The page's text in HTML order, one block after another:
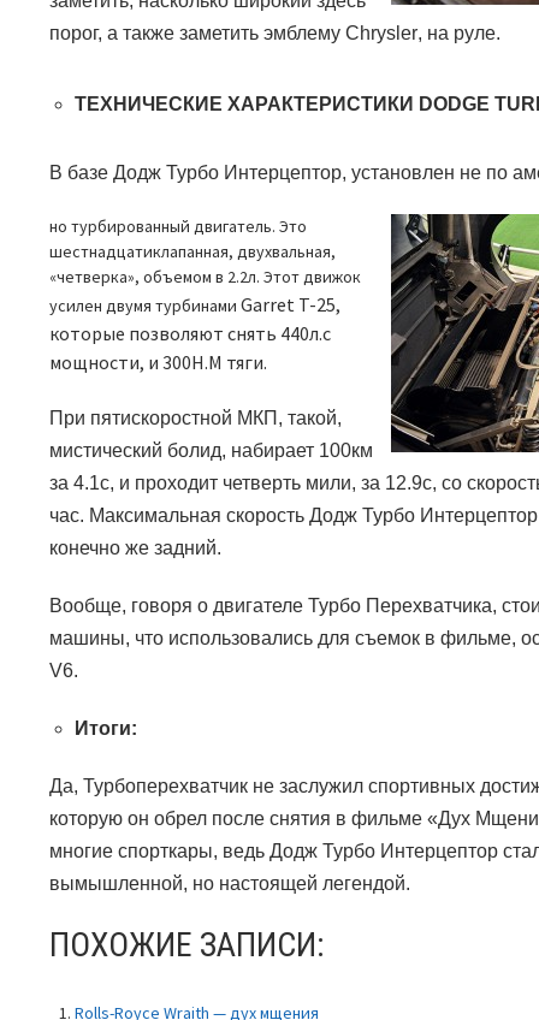
порог, а также заметить эмблемуChrysler, на руле.
ТЕХНИЧЕСКИЕ ХАРАКТЕРИСТИКИ DODGE
В базе Додж Турбо Интерцептор, установлен не по
но турбированный двигатель. Это
шестнадцатиклапанная, двухвальная,
«четверка», объемом в 2.2л. Этот движок
усилен двумя турбинамиGarret T-25,
которые позволяют снять 440л.с
мощности, и 300Н.М тяги.
При пятискоростной МКП, такой,
мистический болид, набирает 100км
за 4.1с, и проходит четверть мили, за 12.9с, со
час. Максимальная скорость Додж Турбо
конечно же задний.
Вообще, говоря о двигателе Турбо Перехватчика,
машины, что использовались для съемок в фильме,
V6.
Итоги:
Да, Турбоперехватчик не заслужил спортивных
которую он обрел после снятия в фильме «Дух
многие спорткары, ведь Додж Турбо Интерцептор
вымышленной, но настоящей легендой.
ПОХОЖИЕ ЗАПИСИ:
Rolls-Royce Wraith — дух мщения